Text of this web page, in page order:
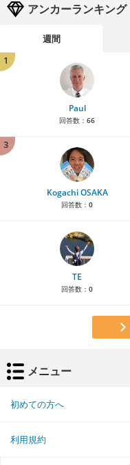
アンカーランキング
週間
1
Paul
回答数： 66
3
Kogachi OSAKA
回答数： 0
TE
回答数： 0
メニュー
初めての方へ
利用規約